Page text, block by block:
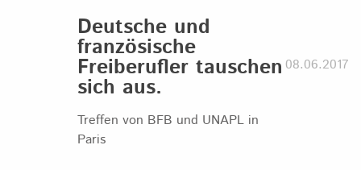
Deutsche und
französische
Freiberufler tauschen
sich aus.
08.06.2017
Treffen von BFB und UNAPL in
Paris